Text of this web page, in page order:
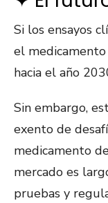
Si los ensayos
el
hacia el año
Sin embargo,
exento de
medicamento
mercado es
pruebas y